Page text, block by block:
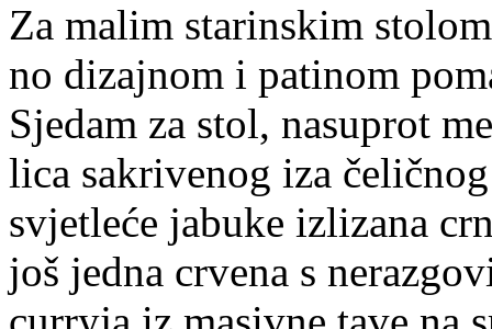
Za malim starinskim
no dizajnom i patinom
Sjedam za stol, nasuprot
lica sakrivenog iza
svjetleće jabuke izlizana
još jedna crvena s